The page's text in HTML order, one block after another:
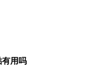
有用吗